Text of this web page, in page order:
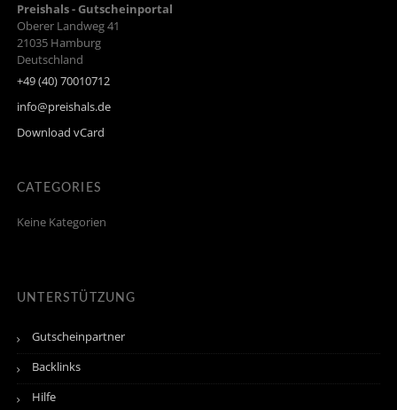
Preishals - Gutscheinportal
Oberer Landweg 41
21035 Hamburg
Deutschland
+49 (40) 70010712
info@preishals.de
Download vCard
CATEGORIES
Keine Kategorien
UNTERSTÜTZUNG
Gutscheinpartner
Backlinks
Hilfe